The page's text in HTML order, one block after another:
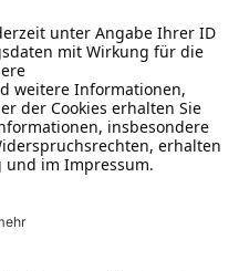
die Artikel
das
Dieses kannst du
Hast du als
Email an
zu unseren